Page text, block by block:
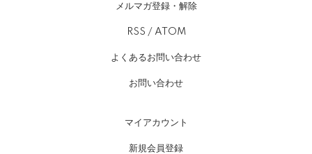
メルマガ登録・解除
RSS / ATOM
よくあるお問い合わせ
お問い合わせ
マイアカウント
新規会員登録